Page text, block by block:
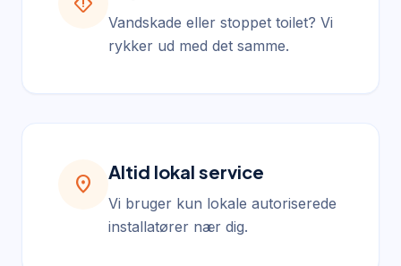
Vandskade eller stoppet toilet? Vi
rykker ud med det samme.
location_on
Altid lokal service
Vi bruger kun lokale autoriserede
installatører nær dig.